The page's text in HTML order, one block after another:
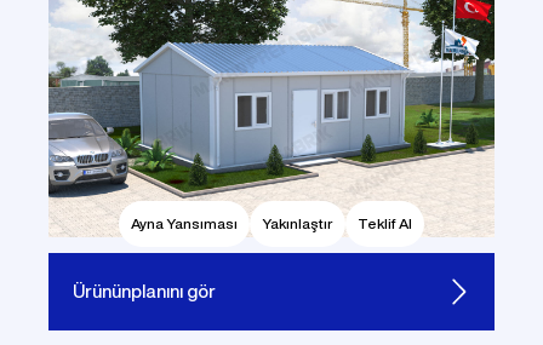
Ayna Yansıması Yakınlaştır Teklif Al
Ürününplanını gör